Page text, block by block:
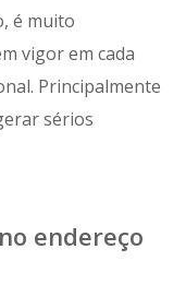
é muito
vigor em cada
Principalmente
sérios
endereço